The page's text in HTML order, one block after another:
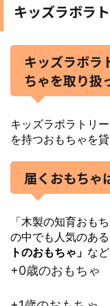
キッズラボラ
キッズラボラ
ちゃを取り扱
キッズラボラトリ
を持つおもちゃを
届くおもちゃ
「木製の知育おも
の中でも人気のある
トのおもちゃ」 な
+0歳のおもちゃ